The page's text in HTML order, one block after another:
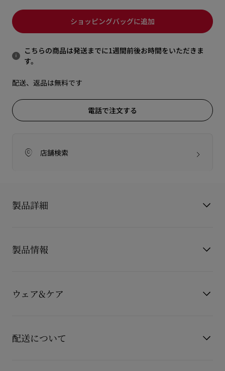
ショッピングバッグに追加
こちらの商品は発送までに1週間前後お時間をいただきま
す。
配送、返品は無料です
電話で注文する
店舗検索
製品詳細
させる洗練されたクラッチバッグです。メゾン クリスチャン ル
りが魅力です。
チェーン長さ：114 cm（ドロップ 55 cm）
製品情報
素材 ヴーベロア（スエード）
ウェア&ケア
つかの注意事項がございます。詳しくは製品のお手入れをご確
認くださいませ。
配送について